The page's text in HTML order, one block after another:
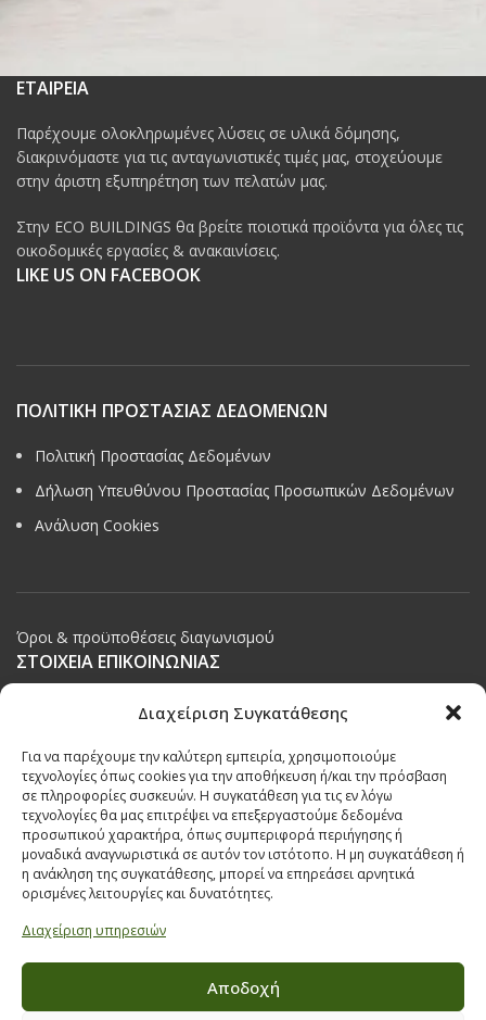
Διαχείριση Συγκατάθεσης
Για να παρέχουμε την καλύτερη εμπειρία, χρησιμοποιούμε
τεχνολογίες όπως cookies για την αποθήκευση ή/και την πρόσβαση
σε πληροφορίες συσκευών. Η συγκατάθεση για τις εν λόγω
τεχνολογίες θα μας επιτρέψει να επεξεργαστούμε δεδομένα
προσωπικού χαρακτήρα, όπως συμπεριφορά περιήγησης ή
μοναδικά αναγνωριστικά σε αυτόν τον ιστότοπο. Η μη συγκατάθεση ή
η ανάκληση της συγκατάθεσης, μπορεί να επηρεάσει αρνητικά
ορισμένες λειτουργίες και δυνατότητες.
Διαχείριση υπηρεσιών
Αποδοχή
ΕΤΑΙΡΕΙΑ
Παρέχουμε ολοκληρωμένες λύσεις σε υλικά δόμησης,
διακρινόμαστε για τις ανταγωνιστικές τιμές μας, στοχεύουμε
στην άριστη εξυπηρέτηση των πελατών μας.
Στην ECO BUILDINGS θα βρείτε ποιοτικά προϊόντα για όλες τις
οικοδομικές εργασίες & ανακαινίσεις.
LIKE US ON FACEBOOK
ΠΟΛΙΤΙΚΗ ΠΡΟΣΤΑΣΙΑΣ ΔΕΔΟΜΕΝΩΝ
Πολιτική Προστασίας Δεδομένων
Δήλωση Υπευθύνου Προστασίας Προσωπικών Δεδομένων
Ανάλυση Cookies
Όροι & προϋποθέσεις διαγωνισμού
ΣΤΟΙΧΕΙΑ ΕΠΙΚΟΙΝΩΝΙΑΣ
Παπαναστασίου 209,
Τηλ:231 030 9709,231 035 1630
Email:info@ecobuildings.gr
Email:eshop@ecobuildings.gr
ΟΡΟΙ ΧΡΗΣΗΣ
ΠΟΛΙΤΙΚΗ ΑΠΟΡΡΗΤΟΥ
ΒΡΕΙΤΕ ΜΑΣ ΣΤΟ ΧΑΡΤΗ